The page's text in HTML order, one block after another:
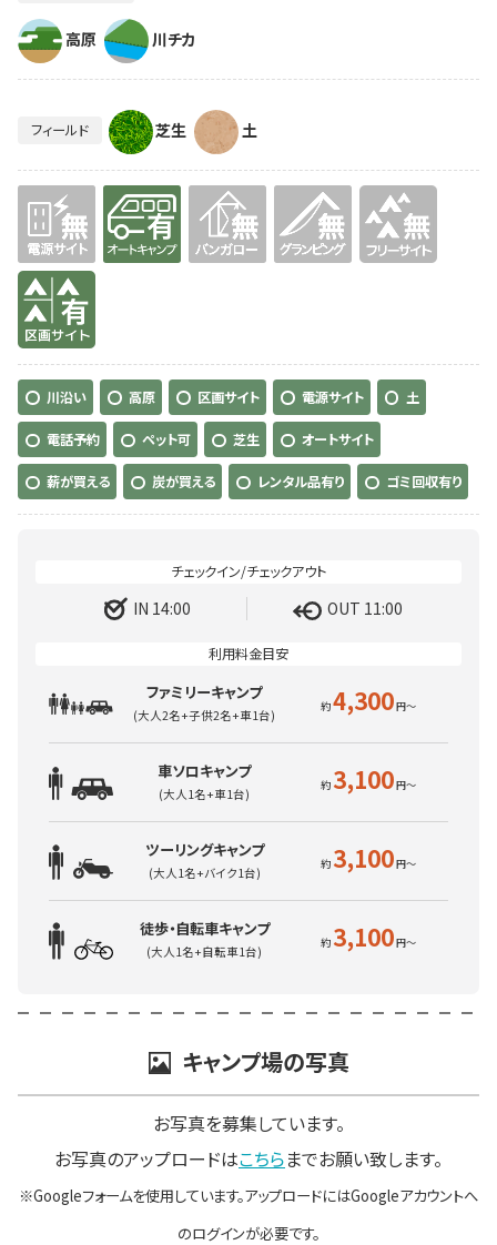
高原 川チカ
フィールド 芝生 土
無 有り
有り
川沿い 高原 区画サイト 電源サイト 土
電話予約 ペット可 芝生 オートサイト
薪が買える 炭が買える レンタル品有り ゴミ回収有り
IN 14:00 OUT 11:00
ファミリーキャンプ
(大人2名+子供2名+車1台) 4,300
車ソロキャンプ
(大人1名+車1台) 3,100
ツーリングキャンプ
(大人1名+バイク1台) 3,100
徒歩・自転車キャンプ
(大人1名+自転車1台) 3,100
キャンプ場の写真
お写真を募集しています。
お写真のアップロードはこちらまでお願い致します。
※Googleフォームを使用しています。アップロードにはGoogleアカウントへ
のログインが必要です。